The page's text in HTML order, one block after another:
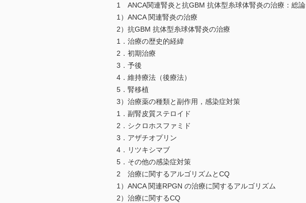
1 ANCA関連腎炎と抗GBM 抗体型糸球体腎炎の治療：総論
1）ANCA 関連腎炎の治療
2）抗GBM 抗体型糸球体腎炎の治療
1．治療の歴史的経緯
2．初期治療
3．予後
4．維持療法（後療法）
5．腎移植
3）治療薬の種類と副作用，感染症対策
1．副腎皮質ステロイド
2．シクロホスファミド
3．アザチオプリン
4．リツキシマブ
5．その他の感染症対策
2 治療に関するアルゴリズムとCQ
1）ANCA 関連RPGN の治療に関するアルゴリズム
2）治療に関するCQ